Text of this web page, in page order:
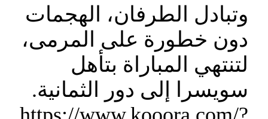
وتبادل الطرفان، الهجمات
دون خطورة على المرمى،
لتنتهي المباراة بتأهل
سويسرا إلى دور الثمانية.